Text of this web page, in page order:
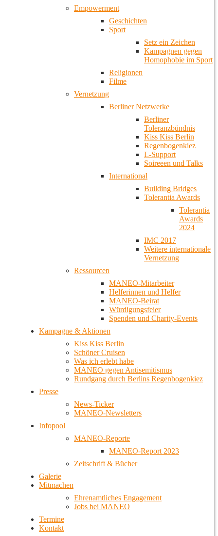
Empowerment
Geschichten
Sport
Setz ein Zeichen
Kampagnen gegen
Homophobie im Sport
Religionen
Filme
Vernetzung
Berliner Netzwerke
Berliner
Toleranzbündnis
Kiss Kiss Berlin
Regenbogenkiez
L-Support
Soireeen und Talks
International
Building Bridges
Tolerantia Awards
Tolerantia
Awards
2024
IMC 2017
Weitere internationale
Vernetzung
Ressourcen
MANEO-Mitarbeiter
Helferinnen und Helfer
MANEO-Beirat
Würdigungsfeier
Spenden und Charity-Events
Kampagne & Aktionen
Kiss Kiss Berlin
Schöner Cruisen
Was ich erlebt habe
MANEO gegen Antisemitismus
Rundgang durch Berlins Regenbogenkiez
Presse
News-Ticker
MANEO-Newsletters
Infopool
MANEO-Reporte
MANEO-Report 2023
Zeitschrift & Bücher
Galerie
Mitmachen
Ehrenamtliches Engagement
Jobs bei MANEO
Termine
Kontakt